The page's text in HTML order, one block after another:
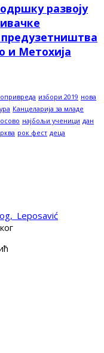
развоју
и Метохија
избори 2019 нова
Канцеларија за младе
најбољи ученици дан
рок фест деца